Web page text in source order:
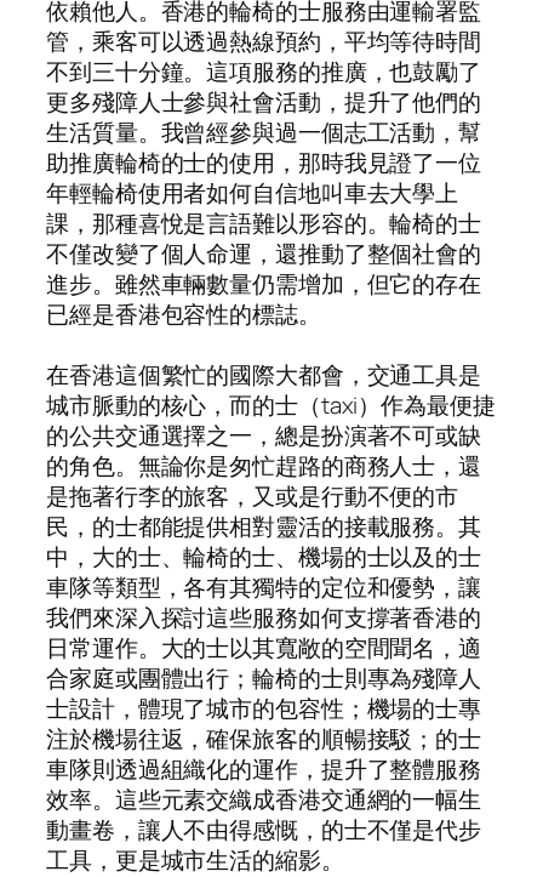
依賴他人。香港的輪椅的士服務由運輸署監
管，乘客可以透過熱線預約，平均等待時間
不到三十分鐘。這項服務的推廣，也鼓勵了
更多殘障人士參與社會活動，提升了他們的
生活質量。我曾經參與過一個志工活動，幫
助推廣輪椅的士的使用，那時我見證了一位
年輕輪椅使用者如何自信地叫車去大學上
課，那種喜悅是言語難以形容的。輪椅的士
不僅改變了個人命運，還推動了整個社會的
進步。雖然車輛數量仍需增加，但它的存在
已經是香港包容性的標誌。
在香港這個繁忙的國際大都會，交通工具是
城市脈動的核心，而的士（taxi）作為最便捷
的公共交通選擇之一，總是扮演著不可或缺
的角色。無論你是匆忙趕路的商務人士，還
是拖著行李的旅客，又或是行動不便的市
民，的士都能提供相對靈活的接載服務。其
中，大的士、輪椅的士、機場的士以及的士
車隊等類型，各有其獨特的定位和優勢，讓
我們來深入探討這些服務如何支撐著香港的
日常運作。大的士以其寬敞的空間聞名，適
合家庭或團體出行；輪椅的士則專為殘障人
士設計，體現了城市的包容性；機場的士專
注於機場往返，確保旅客的順暢接駁；的士
車隊則透過組織化的運作，提升了整體服務
效率。這些元素交織成香港交通網的一幅生
動畫卷，讓人不由得感慨，的士不僅是代步
工具，更是城市生活的縮影。